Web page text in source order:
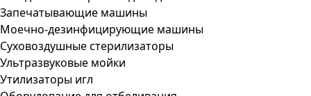
Запечатывающие машины
Моечно-дезинфицирующие машины
Суховоздушные стерилизаторы
Ультразвуковые мойки
Утилизаторы игл